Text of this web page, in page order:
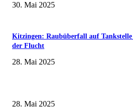
30. Mai 2025
Kitzingen: Raubüberfall auf
der Flucht
28. Mai 2025
28. Mai 2025